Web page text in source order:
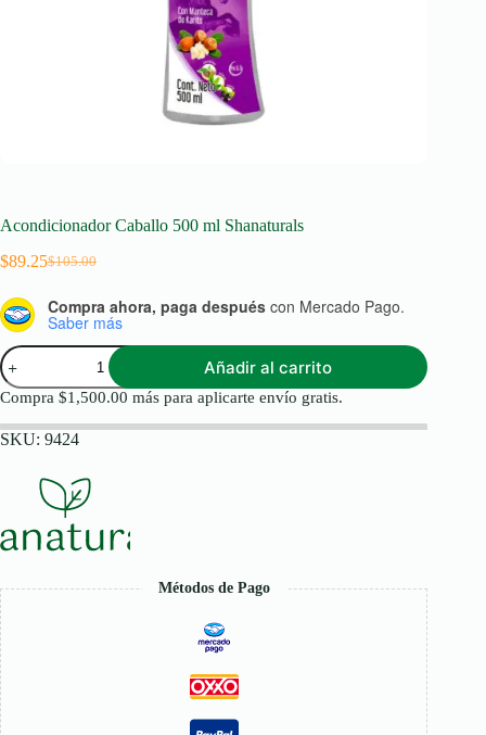
Acondicionador Caballo 500 ml Shanaturals
$105.00
Original
was:
$105.00.
$89.25Current
is:
$89.25.
Compra ahora, paga después con Mercado Pago.
Saber más
Acondicionador
Caballo
500
ml
Shanaturals
cantidad
Añadir al carrito
Compra $1,500.00 más para aplicarte envío gratis.
SKU: 9424
Métodos de Pago